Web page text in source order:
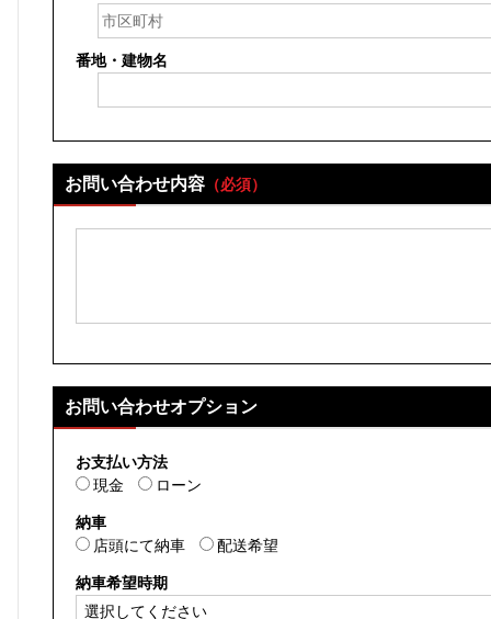
番地・建物名
お問い合わせ内容 （必須）
お問い合わせオプション
お支払い方法
現金
ローン
納車
店頭にて納車
配送希望
納車希望時期